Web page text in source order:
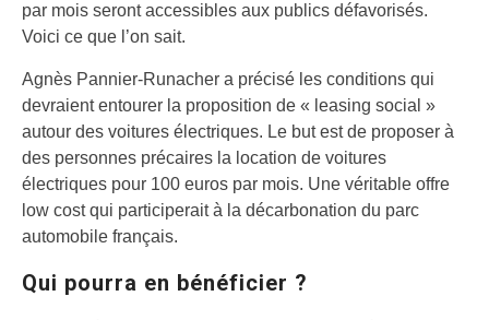
par mois seront accessibles aux publics défavorisés.
Voici ce que l’on sait.
Agnès Pannier-Runacher a précisé les conditions qui
devraient entourer la proposition de « leasing social »
autour des voitures électriques. Le but est de proposer à
des personnes précaires la location de voitures
électriques pour 100 euros par mois. Une véritable offre
low cost qui participerait à la décarbonation du parc
automobile français.
Qui pourra en bénéficier ?